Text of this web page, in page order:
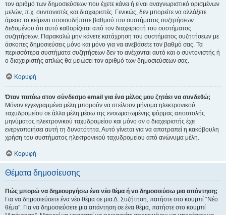
τον αριθμό των δημοσιεύσεων που έχετε κάνει ή είναι αναγνωριστικό ορισμένων
μελών, π.χ. συντονιστές και διαχειριστές. Γενικώς, δεν μπορείτε να αλλάξετε
άμεσα το κείμενο οποιουδήποτε βαθμού του συστήματος συζητήσεων
δεδομένου ότι αυτό καθορίζεται από τον διαχειριστή του συστήματος
συζητήσεων. Παρακαλώ μην κάνετε κατάχρηση του συστήματος συζητήσεων με
άσκοπες δημοσιεύσεις μόνο και μόνο για να ανεβάσετε τον βαθμό σας. Τα
περισσότερα συστήματα συζητήσεων δεν το ανέχονται αυτό και ο συντονιστής ή
ο διαχειριστής απλώς θα μειώσει τον αριθμό των δημοσιεύσεων σας.
Κορυφή
Όταν πατάω στον σύνδεσμο email για ένα μέλος μου ζητάει να συνδεθώ;
Μόνον εγγεγραμμένα μέλη μπορούν να στείλουν μήνυμα ηλεκτρονικού
ταχυδρομείου σε άλλα μέλη μέσω της ενσωματωμένης φόρμας αποστολής
μηνύματος ηλεκτρονικού ταχυδρομείου και μόνο αν ο διαχειριστής έχει
ενεργοποιήσει αυτή τη δυνατότητα. Αυτό γίνεται για να αποτραπεί η κακόβουλη
χρήση του συστήματος ηλεκτρονικού ταχυδρομείου από ανώνυμα μέλη.
Κορυφή
Θέματα δημοσίευσης
Πώς μπορώ να δημιουργήσω ένα νέο θέμα ή να δημοσιεύσω μια απάντηση;
Για να δημοσιεύσετε ένα νέο θέμα σε μια Δ. Συζήτηση, πατήστε στο κουμπί “Νέο
θέμα”. Για να δημοσιεύσετε μια απάντηση σε ένα θέμα, πατήστε στο κουμπί